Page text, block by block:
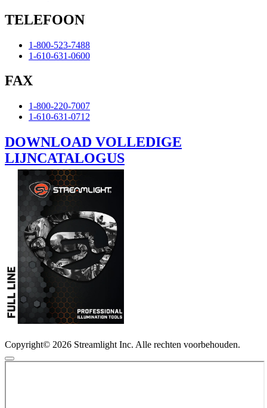
TELEFOON
1-800-523-7488
1-610-631-0600
FAX
1-800-220-7007
1-610-631-0712
DOWNLOAD VOLLEDIGE
LIJNCATALOGUS
Copyright© 2026 Streamlight Inc. Alle rechten voorbehouden.